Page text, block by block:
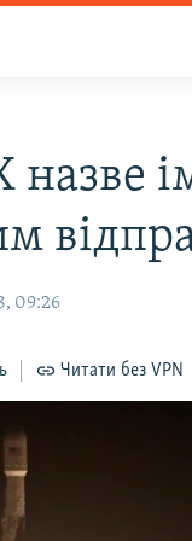
назве
09:26
Читати без VPN